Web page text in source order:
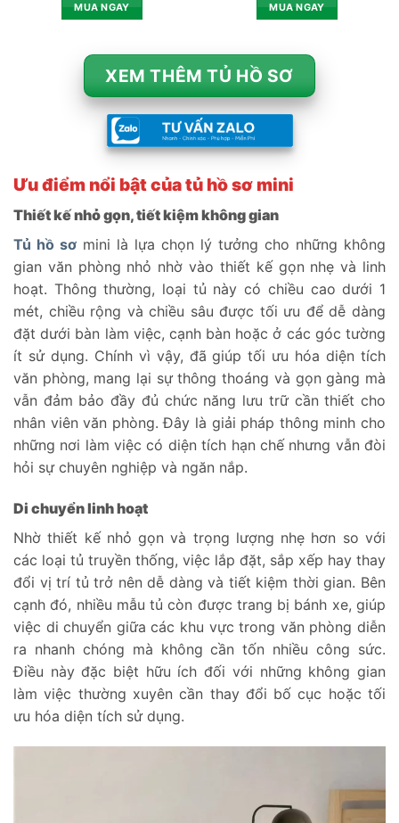
MUA NGAY MUA NGAY
XEM THÊM TỦ HỒ SƠ
Ưu điểm nổi bật của tủ hồ sơ mini
Thiết kế nhỏ gọn, tiết kiệm không gian
Tủ hồ sơ mini là lựa chọn lý tưởng cho những không
gian văn phòng nhỏ nhờ vào thiết kế gọn nhẹ và linh
hoạt. Thông thường, loại tủ này có chiều cao dưới 1
mét, chiều rộng và chiều sâu được tối ưu để dễ dàng
đặt dưới bàn làm việc, cạnh bàn hoặc ở các góc tường
ít sử dụng. Chính vì vậy, đã giúp tối ưu hóa diện tích
văn phòng, mang lại sự thông thoáng và gọn gàng mà
vẫn đảm bảo đầy đủ chức năng lưu trữ cần thiết cho
nhân viên văn phòng. Đây là giải pháp thông minh cho
những nơi làm việc có diện tích hạn chế nhưng vẫn đòi
hỏi sự chuyên nghiệp và ngăn nắp.
Di chuyển linh hoạt
Nhờ thiết kế nhỏ gọn và trọng lượng nhẹ hơn so với
các loại tủ truyền thống, việc lắp đặt, sắp xếp hay thay
đổi vị trí tủ trở nên dễ dàng và tiết kiệm thời gian. Bên
cạnh đó, nhiều mẫu tủ còn được trang bị bánh xe, giúp
việc di chuyển giữa các khu vực trong văn phòng diễn
ra nhanh chóng mà không cần tốn nhiều công sức.
Điều này đặc biệt hữu ích đối với những không gian
làm việc thường xuyên cần thay đổi bố cục hoặc tối
ưu hóa diện tích sử dụng.